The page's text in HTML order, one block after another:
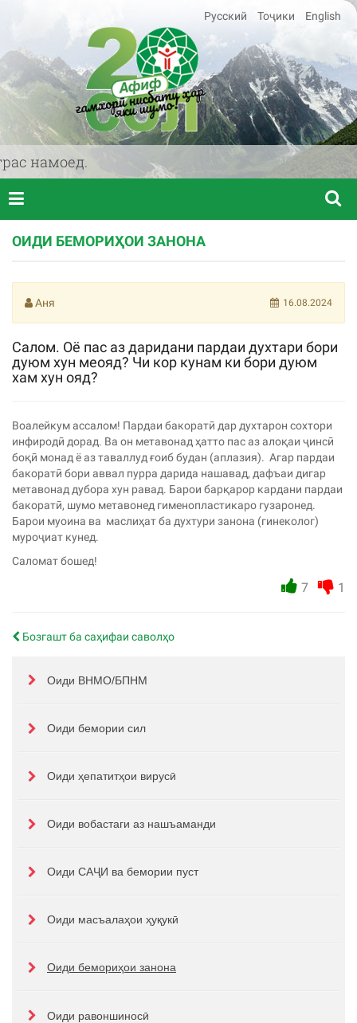
намоед.
Русский Тоҷики English
ОИДИ БЕМОРИҲОИ ЗАНОНА
Аня 16.08.2024
Салом. Оё пас аз даридани пардаи духтари бори
дуюм хун меояд? Чи кор кунам ки бори дуюм
хам хун ояд?
Воалейкум ассалом! Пардаи бакоратӣ дар духтарон сохтори
инфиродӣ дорад. Ва он метавонад ҳатто пас аз алоқаи ҷинсӣ
боқӣ монад ё аз таваллуд ғоиб будан (аплазия). Агар пардаи
бакоратӣ бори аввал пурра дарида нашавад, дафъаи дигар
метавонад дубора хун равад. Барои барқарор кардани пардаи
бакоратӣ, шумо метавонед гименопластикаро гузаронед.
Барои муоина ва маслиҳат ба духтури занона (гинеколог)
муроҷиат кунед.
Саломат бошед!
7 1
Бозгашт ба саҳифаи саволҳо
Оиди ВНМО/БПНМ
Оиди бемории сил
Оиди ҳепатитҳои вирусӣ
Оиди вобастаги аз нашъаманди
Оиди САҶИ ва бемории пуст
Оиди масъалаҳои ҳуқукӣ
Оиди бемориҳои занона
Оиди равоншиносӣ